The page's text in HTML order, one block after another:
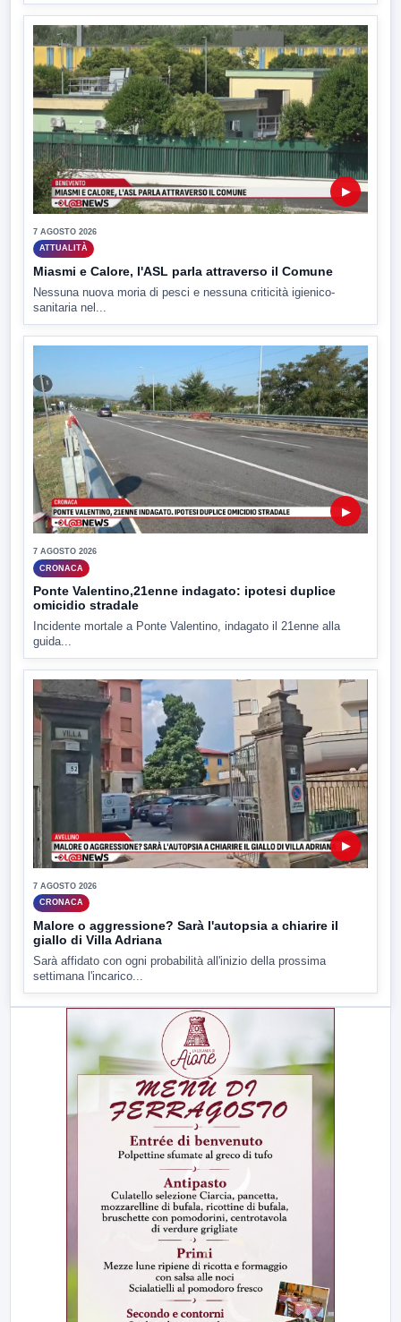
▶
7 AGOSTO 2026
ATTUALITÀ
Miasmi e Calore, l'ASL parla attraverso il Comune
Nessuna nuova moria di pesci e nessuna criticità igienico-
sanitaria nel...
▶
7 AGOSTO 2026
CRONACA
Ponte Valentino,21enne indagato: ipotesi duplice
omicidio stradale
Incidente mortale a Ponte Valentino, indagato il 21enne alla
guida...
▶
7 AGOSTO 2026
CRONACA
Malore o aggressione? Sarà l'autopsia a chiarire il
giallo di Villa Adriana
Sarà affidato con ogni probabilità all'inizio della prossima
settimana l'incarico...